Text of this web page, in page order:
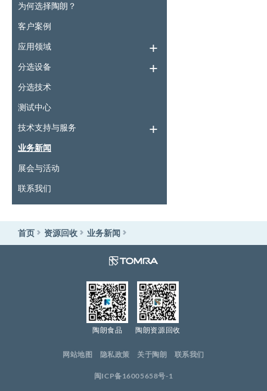
为何选择陶朗？
客户案例
应用领域
分选设备
分选技术
测试中心
技术支持与服务
业务新闻
展会与活动
联系我们
首页 资源回收 业务新闻
陶朗食品 陶朗资源回收
网站地图 隐私政策 关于陶朗 联系我们
闽ICP备16005658号-1